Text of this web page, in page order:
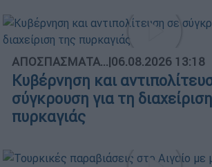
ΑΠΟΣΠΑΣΜΑΤΑ...|06.08.2026 13:18
Κυβέρνηση και
σύγκρουση για τη
πυρκαγιάς